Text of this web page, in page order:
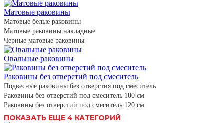
Матовые раковины
Матовые белые раковины
Матовые раковины накладные
Черные матовые раковины
Овальные раковины
Раковины без отверстий под смеситель
Подвесные раковины без отверстия под смеситель
Раковины без отверстий под смеситель 100 см
Раковины без отверстий под смеситель 120 см
ПОКАЗАТЬ ЕЩЕ 4 КАТЕГОРИЙ